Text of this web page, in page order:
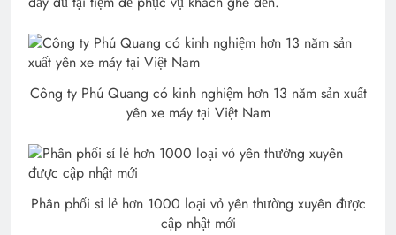
Công ty Phú Quang có kinh nghiệm hơn 13 năm sản xuất
yên xe máy tại Việt Nam
Phân phối sỉ lẻ hơn 1000 loại vỏ yên thường xuyên được
cập nhật mới